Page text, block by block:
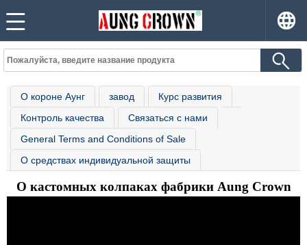
О короне Аунг завод
Курс развития
Контроль качества
Связаться с нами
General Terms and Conditions of Sale
О средствах индивидуальной защиты
О кастомных колпаках фабрики Aung Crown